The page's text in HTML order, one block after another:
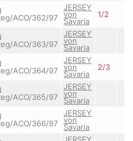
ACO/362/97
JERSEY
von
Savaria
1/2
ACO/363/97
JERSEY
von
Savaria
ACO/364/97
JERSEY
von
Savaria
2/3
ACO/365/97
JERSEY
von
Savaria
ACO/366/97
JERSEY
von
Savaria
JERSEY